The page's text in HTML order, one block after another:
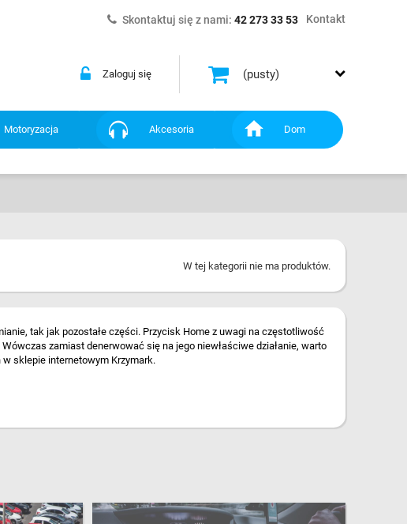
Kontakt
Skontaktuj się z nami: 42 273 33 53
(pusty)
Zaloguj się
Motoryzacja Akcesoria Dom
W tej kategorii nie ma produktów.
tak jak pozostałe części. Przycisk Home z uwagi na częstotliwość
zamiast denerwować się na jego niewłaściwe działanie, warto
sklepie internetowym Krzymark.
kolor. Dany model tabletu może występować w kilku wersjach
z gwarancją. Zobacz przyciski do tabletów wyposażone w taśmę
sklepu internetowego Krzymark.